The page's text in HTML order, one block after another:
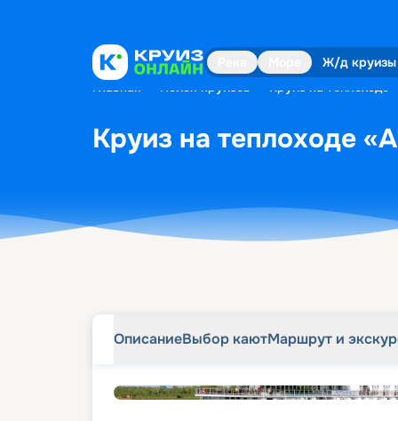
Ж/д круизы
Главная
Поиск круизов Круиз на теплоходе
Круиз на теплоходе
ОписаниеВыбор каютМаршрут и